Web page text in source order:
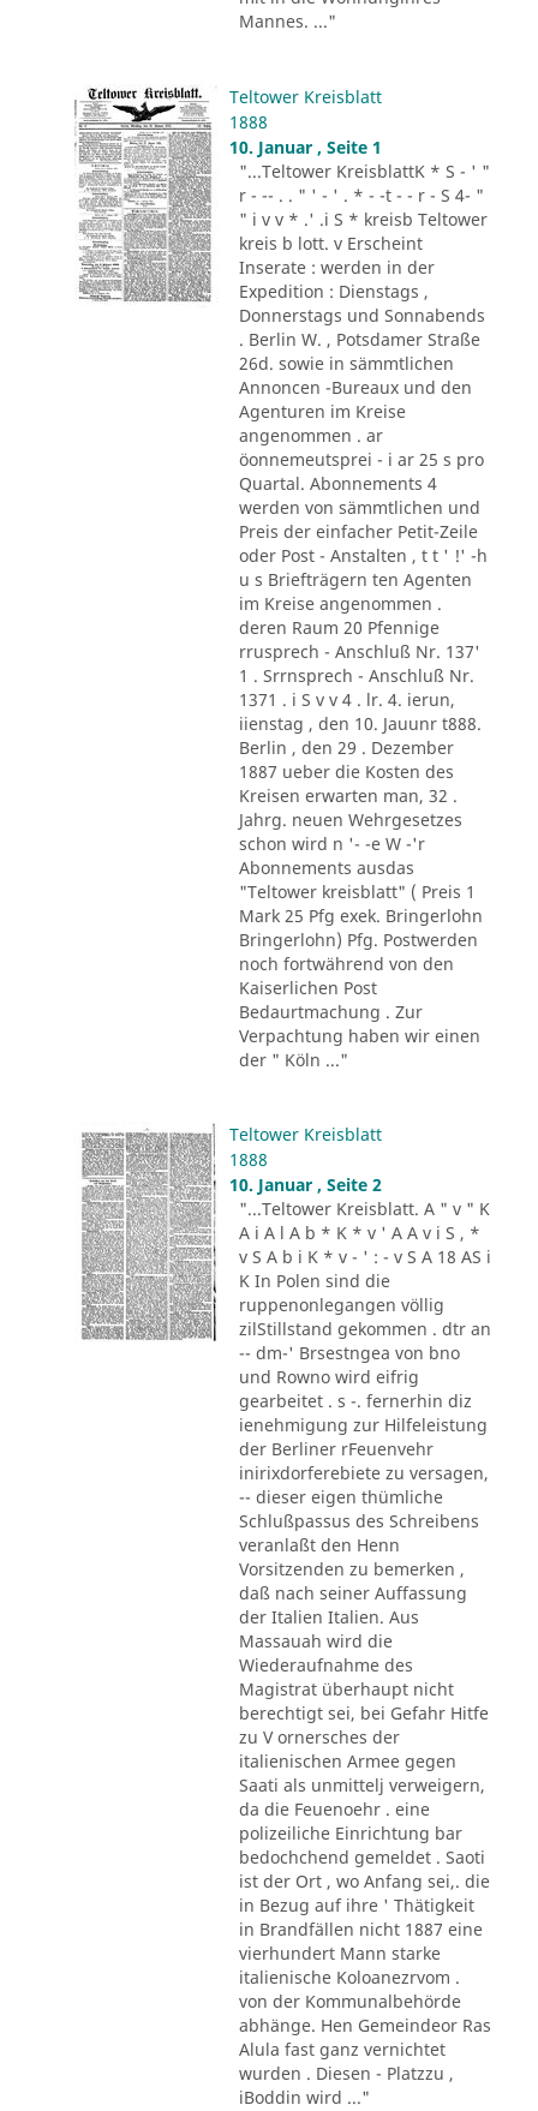
Mannes. ..."
Teltower Kreisblatt
1888
10. Januar , Seite 1
"...Teltower KreisblattK * S - ' "
r - -- . . " ' - ' . * - -t - - r - S 4- "
" i v v * .' .i S * kreisb Teltower
kreis b lott. v Erscheint
Inserate : werden in der
Expedition : Dienstags ,
Donnerstags und Sonnabends
. Berlin W. , Potsdamer Straße
26d. sowie in sämmtlichen
Annoncen -Bureaux und den
Agenturen im Kreise
angenommen . ar
öonnemeutsprei - i ar 25 s pro
Quartal. Abonnements 4
werden von sämmtlichen und
Preis der einfacher Petit-Zeile
oder Post - Anstalten , t t ' !' -h
u s Briefträgern ten Agenten
im Kreise angenommen .
deren Raum 20 Pfennige
rrusprech - Anschluß Nr. 137'
1 . Srrnsprech - Anschluß Nr.
1371 . i S v v 4 . lr. 4. ierun,
iienstag , den 10. Jauunr t888.
Berlin , den 29 . Dezember
1887 ueber die Kosten des
Kreisen erwarten man, 32 .
Jahrg. neuen Wehrgesetzes
schon wird n '- -e W -'r
Abonnements ausdas
"Teltower kreisblatt" ( Preis 1
Mark 25 Pfg exek. Bringerlohn
Bringerlohn) Pfg. Postwerden
noch fortwährend von den
Kaiserlichen Post
Bedaurtmachung . Zur
Verpachtung haben wir einen
der " Köln ..."
Teltower Kreisblatt
1888
10. Januar , Seite 2
"...Teltower Kreisblatt. A " v " K
A i A l A b * K * v ' A A v i S , *
v S A b i K * v - ' : - v S A 18 AS i
K In Polen sind die
ruppenonlegangen völlig
zilStillstand gekommen . dtr an
-- dm-' Brsestngea von bno
und Rowno wird eifrig
gearbeitet . s -. fernerhin diz
ienehmigung zur Hilfeleistung
der Berliner rFeuenvehr
inirixdorferebiete zu versagen,
-- dieser eigen thümliche
Schlußpassus des Schreibens
veranlaßt den Henn
Vorsitzenden zu bemerken ,
daß nach seiner Auffassung
der Italien Italien. Aus
Massauah wird die
Wiederaufnahme des
Magistrat überhaupt nicht
berechtigt sei, bei Gefahr Hitfe
zu V ornersches der
italienischen Armee gegen
Saati als unmittelj verweigern,
da die Feuenoehr . eine
polizeiliche Einrichtung bar
bedochchend gemeldet . Saoti
ist der Ort , wo Anfang sei,. die
in Bezug auf ihre ' Thätigkeit
in Brandfällen nicht 1887 eine
vierhundert Mann starke
italienische Koloanezrvom .
von der Kommunalbehörde
abhänge. Hen Gemeindeor Ras
Alula fast ganz vernichtet
wurden . Diesen - Platzzu ,
iBoddin wird ..."